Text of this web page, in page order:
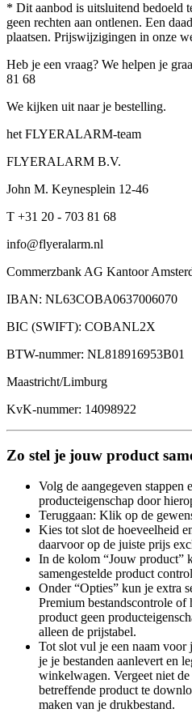
* Dit aanbod is uitsluitend bedoeld
geen rechten aan ontlenen. Een
plaatsen. Prijswijzigingen in onze
Heb je een vraag? We helpen je
81 68
We kijken uit naar je bestelling.
het FLYERALARM-team
FLYERALARM B.V.
John M. Keynesplein 12-46
T +31 20 - 703 81 68
info@flyeralarm.nl
Commerzbank AG Kantoor
IBAN: NL63COBA0637006070
BIC (SWIFT): COBANL2X
BTW-nummer: NL818916953B01
Maastricht/Limburg
KvK-nummer: 14098922
Zo stel je jouw product
Volg de aangegeven stappen
producteigenschap door
Teruggaan: Klik op de
Kies tot slot de hoeveelheid
daarvoor op de juiste prijs
In de kolom “Jouw product”
samengestelde product
Onder “Opties” kun je extra
Premium bestandscontrole
product geen
alleen de prijstabel.
Tot slot vul je een naam voor
je je bestanden aanlevert en
winkelwagen. Vergeet niet
betreffende product te
maken van je drukbestand.